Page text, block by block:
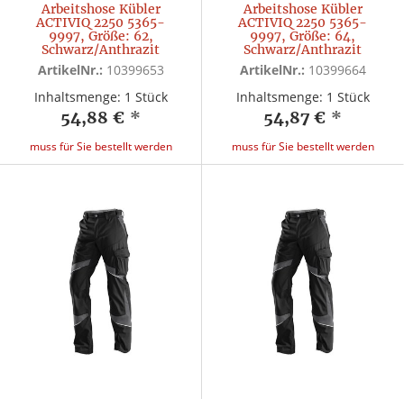
Arbeitshose Kübler
ACTIVIQ 2250 5365-
9997, Größe: 62,
Schwarz/Anthrazit
ArtikelNr.: 10399653
Inhaltsmenge: 1 Stück
54,88 € *
muss für Sie bestellt werden
Arbeitshose Kübler
ACTIVIQ 2250 5365-
9997, Größe: 64,
Schwarz/Anthrazit
ArtikelNr.: 10399664
Inhaltsmenge: 1 Stück
54,87 € *
muss für Sie bestellt werden